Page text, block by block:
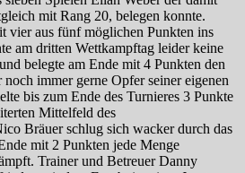
mit Rang 20, belegen konnte.
vier aus fünf möglichen Punkten ins
am dritten Wettkampftag leider keine
belegte am Ende mit 4 Punkten den
immer gerne Opfer seiner eigenen
bis zum Ende des Turnieres 3 Punkte
Mittelfeld des
Bräuer schlug sich wacker durch das
mit 2 Punkten jede Menge
Trainer und Betreuer Danny